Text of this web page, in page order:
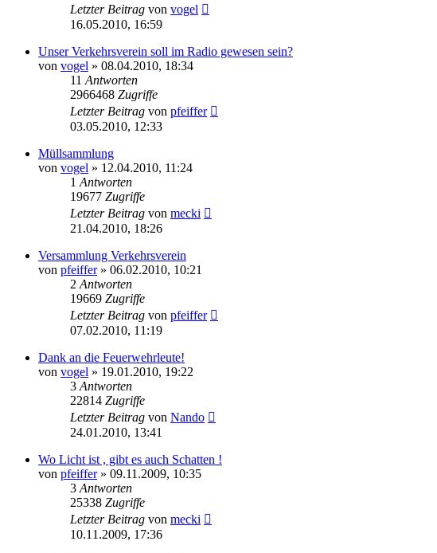
Letzter Beitrag von vogel
16.05.2010, 16:59
Unser Verkehrsverein soll im Radio gewesen sein?
von vogel » 08.04.2010, 18:34
11 Antworten
2966468 Zugriffe
Letzter Beitrag von pfeiffer
03.05.2010, 12:33
Müllsammlung
von vogel » 12.04.2010, 11:24
1 Antworten
19677 Zugriffe
Letzter Beitrag von mecki
21.04.2010, 18:26
Versammlung Verkehrsverein
von pfeiffer» 06.02.2010, 10:21
2 Antworten
19669 Zugriffe
Letzter Beitrag von pfeiffer
07.02.2010, 11:19
Dank an die Feuerwehrleute!
von vogel » 19.01.2010, 19:22
3 Antworten
22814 Zugriffe
Letzter Beitrag von Nando
24.01.2010, 13:41
Wo Licht ist , gibt es auch Schatten !
von pfeiffer» 09.11.2009, 10:35
3 Antworten
25338 Zugriffe
Letzter Beitrag von mecki
10.11.2009, 17:36